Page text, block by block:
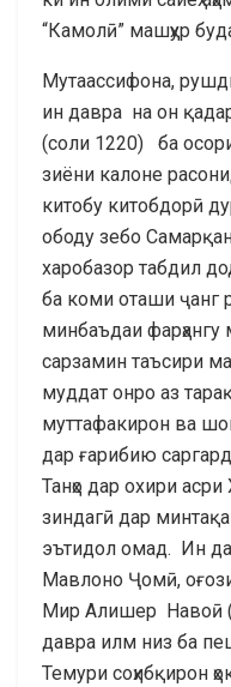
“Камолӣ” машҳур
Мутаассифона,
ин давра на он
(соли 1220) ба
зиёни калоне
китобу китобдорӣ
ободу зебо
харобазор табдил
ба коми оташи ҷанг
минбаъдаи фарҳангу
сарзамин таъсири
муддат онро аз
муттафакирон ва
дар ғарибию
Танҳо дар охири
зиндагӣ дар
эътидол омад. Ин
Мавлоно Ҷомӣ,
Мир Алишер Навоӣ
давра илм низ ба
Темури соҳибқирон